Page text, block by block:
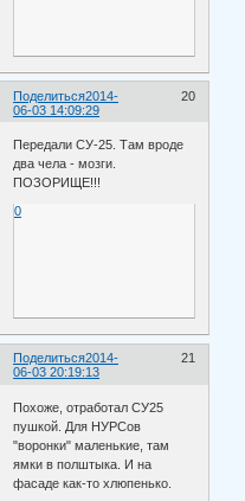
Поделиться 20
2014-
06-03 14:09:29
Передали СУ-25. Там вроде
два чела - мозги.
ПОЗОРИЩЕ!!!
0
Поделиться 21
2014-
06-03 20:19:13
Похоже, отработал СУ25
пушкой. Для НУРСов
"воронки" маленькие, там
ямки в полштыка. И на
фасаде как-то хлюпенько.